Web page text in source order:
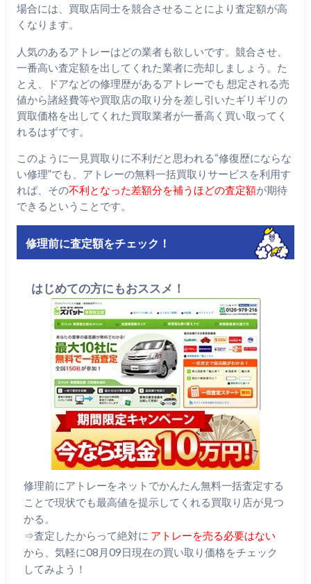
場合には、買取店同士を競合させることにより査定額が高
くなります。
人気のあるアトレーはどの業者も欲しいです。競合させ、
一番高い査定額を出してくれた業者に売却しましょう。た
とえ、ドアなどの修理歴があるアトレーでも 想定される売
値から諸経費等や買取店の取り分を差し引いたギリギリの
買取価格を出してくれた買取業者が一番高く買い取ってく
れるはずです。
このように一見買取りに不利だと思われる“修復歴にならな
い修理”でも、アトレーの無料一括買取りサービスを利用す
れば、その不利となった差額分を補うほどの査定額が期待
できるということです。
修理前に査定額をチェック！
はじめての方にもおススメ！
修理前にアトレーをネットでかんたん無料一括査定する
ことで現状でも最高値を提示してくれる買取り店が見つ
かる。
⇒査定したからって絶対に アトレーを売る必要はない
から、気軽に08月09日現在の買い取り価格をチェック
してみよう！